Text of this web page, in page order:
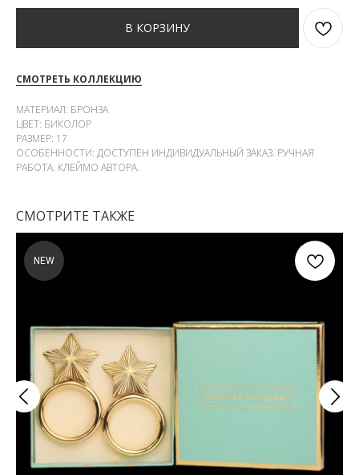
В КОРЗИНУ
СМОТРЕТЬ КОЛЛЕКЦИЮ
МАТЕРИАЛ: БРОНЗА
ЦВЕТ: БИКОЛОР
РАЗМЕР: 17
ОСОБЕННОСТИ: ДОСТУПЕН ИНДИВИДУАЛЬНЫЙ ЗАКАЗ. РУЧНАЯ
РАБОТА. КЛЕЙМО АВТОРА.
СМОТРИТЕ ТАКЖЕ
NEW